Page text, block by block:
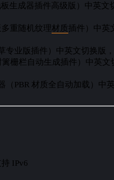
板生成器插件高级版）中英文
重随机纹理材质插件）中英
专业版插件）中英文切换版，
栅栏自动生成插件）中英文
（PBR 材质全自动加载）中
IPv6